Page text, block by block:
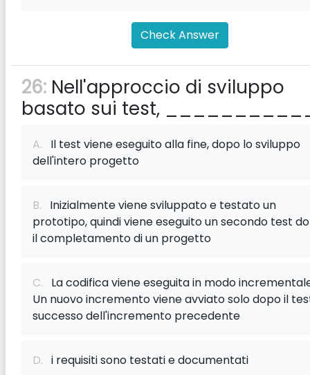
Check Answer
26: Nell'approccio di sviluppo
basato sui test,
A. Il test viene eseguito alla fine, dopo lo sviluppo
dell'intero progetto
B. Inizialmente viene sviluppato e testato un
prototipo, quindi viene eseguito un secondo test
il completamento di un progetto
C. La codifica viene eseguita in modo
Un nuovo incremento viene avviato solo dopo il
successo dell'incremento precedente
D. i requisiti sono testati e documentati